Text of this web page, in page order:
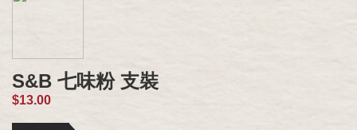
S&B 七味粉 支裝
$13.00